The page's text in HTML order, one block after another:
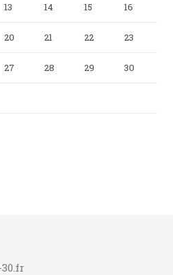
13 14 15 16
20 21 22 23
27 28 29 30